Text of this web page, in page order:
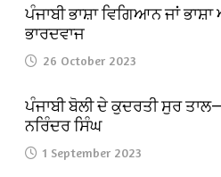
ਪੰਜਾਬੀ ਭਾਸ਼ਾ ਵਿਗਿਆਨ ਜਾਂ
ਭਾਰਦਵਾਜ
26 October 2023
ਪੰਜਾਬੀ ਬੋਲੀ ਦੇ ਕੁਦਰਤੀ ਸੁਰ
ਨਰਿੰਦਰ ਸਿੰਘ
1 September 2023